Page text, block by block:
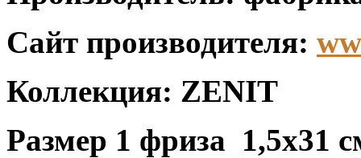
Сайт производителя:
Коллекция: ZENIT
Размер 1 фриза 1,5x31